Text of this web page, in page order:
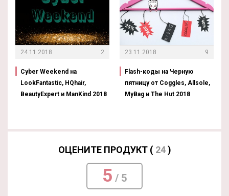
24.11.2018 2
Cyber Weekend на
LookFantastic, HQhair,
BeautyExpert и ManKind 2018
23.11.2018 9
Flash-коды на Черную
пятницу от Coggles, Allsole,
MyBag и The Hut 2018
ОЦЕНИТЕ ПРОДУКТ ( 24)
5 / 5